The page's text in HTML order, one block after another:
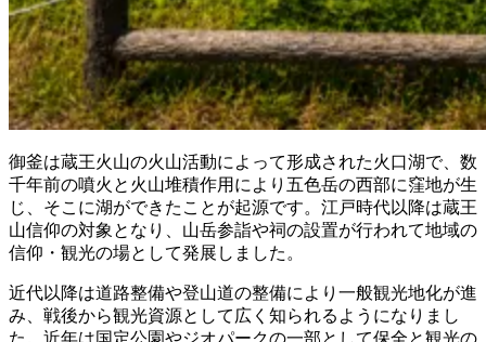
御釜は蔵王火山の火山活動によって形成された火口湖で、数
千年前の噴火と火山堆積作用により五色岳の西部に窪地が生
じ、そこに湖ができたことが起源です。江戸時代以降は蔵王
山信仰の対象となり、山岳参詣や祠の設置が行われて地域の
信仰・観光の場として発展しました。
近代以降は道路整備や登山道の整備により一般観光地化が進
み、戦後から観光資源として広く知られるようになりまし